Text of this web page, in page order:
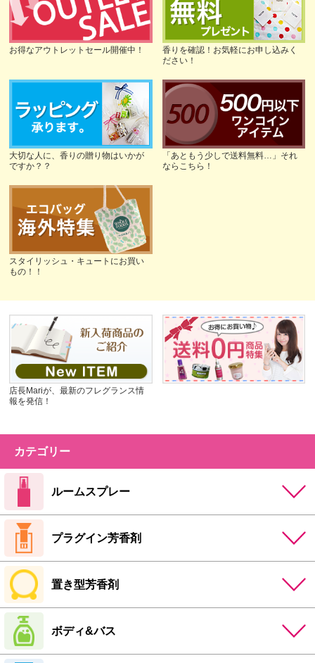
お得なアウトレットセール開催中！
香りを確認！お気軽にお申し込みく
ださい！
大切な人に、香りの贈り物はいかが
ですか？？
「あともう少しで送料無料…」それ
ならこちら！
スタイリッシュ・キュートにお買い
もの！！
店長Mariが、最新のフレグランス情
報を発信！
カテゴリー
ルームスプレー
プラグイン芳香剤
置き型芳香剤
ボディ&バス